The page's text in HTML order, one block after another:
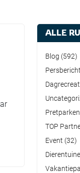
ALLE
Blog (592)
Persbericht
Pretparken
TOP
Event (32)